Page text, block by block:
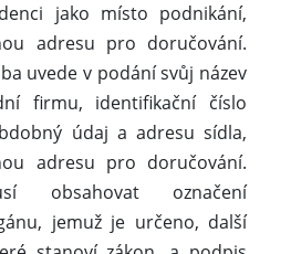
jako místo podnikání,
adresu pro doručování.
uvede v podání svůj název
firmu, identifikační číslo
údaj a adresu sídla,
adresu pro doručování.
obsahovat označení
jemuž je určeno, další